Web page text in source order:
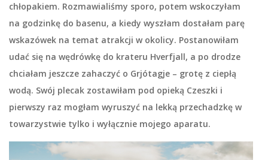
chłopakiem. Rozmawialiśmy sporo, potem wskoczyłam
na godzinkę do basenu, a kiedy wyszłam dostałam parę
wskazówek na temat atrakcji w okolicy. Postanowiłam
udać się na wędrówkę do krateru Hverfjall, a po drodze
chciałam jeszcze zahaczyć o Grjótagje – grotę z ciepłą
wodą. Swój plecak zostawiłam pod opieką Czeszki i
pierwszy raz mogłam wyruszyć na lekką przechadzkę w
towarzystwie tylko i wyłącznie mojego aparatu.